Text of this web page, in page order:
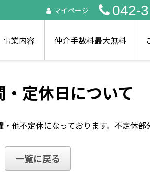
マイページ 042-
事業内容 仲介手数料最大無料
・定休日について
他不定休になっております。不定休
一覧に戻る